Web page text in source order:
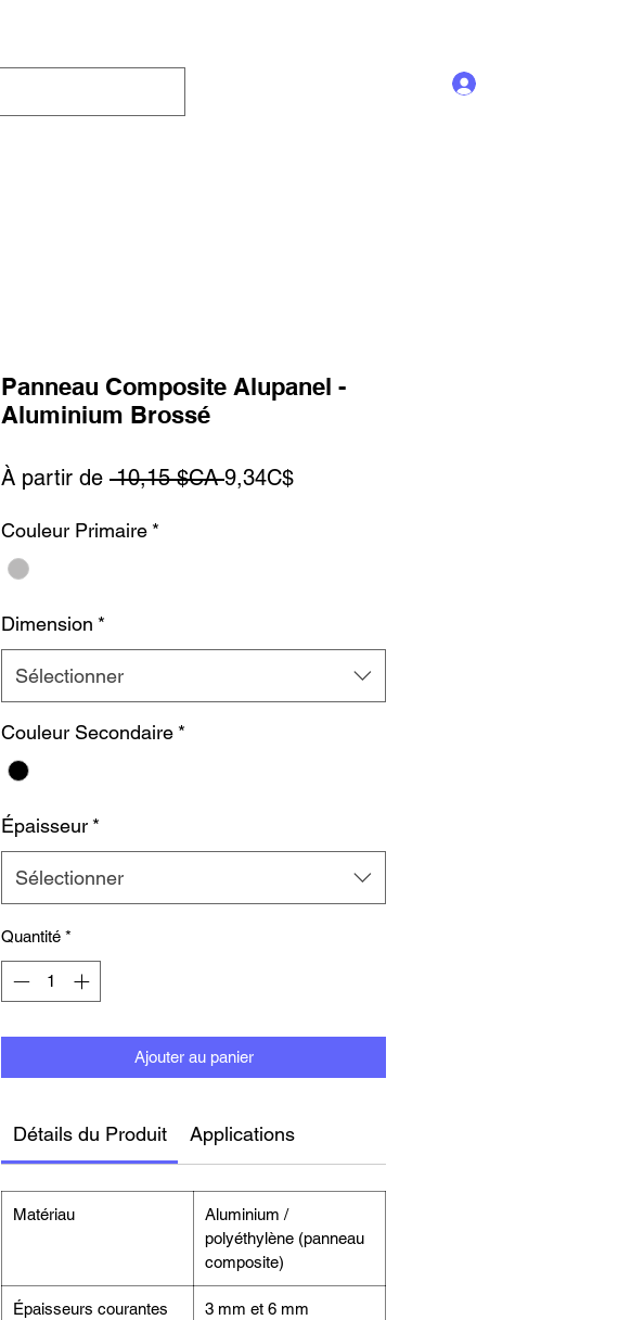
Panneau Composite Alupanel -
Aluminium Brossé
À partir de 10,15 $CA Prix
9,34C$Prix
Couleur Primaire *
Dimension *
Sélectionner
Couleur Secondaire *
Épaisseur *
Sélectionner
Quantité *
Ajouter au panier
Détails du Produit Applications
Matériau
Aluminium /
polyéthylène (panneau
composite)
Épaisseurs courantes 3 mm et 6 mm